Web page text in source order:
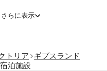
さらに表示
トリア ギプスランド
泊施設